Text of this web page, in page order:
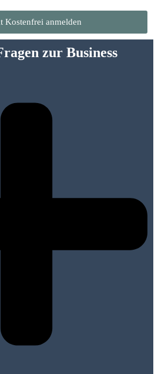
Kostenfrei anmelden
zur Business